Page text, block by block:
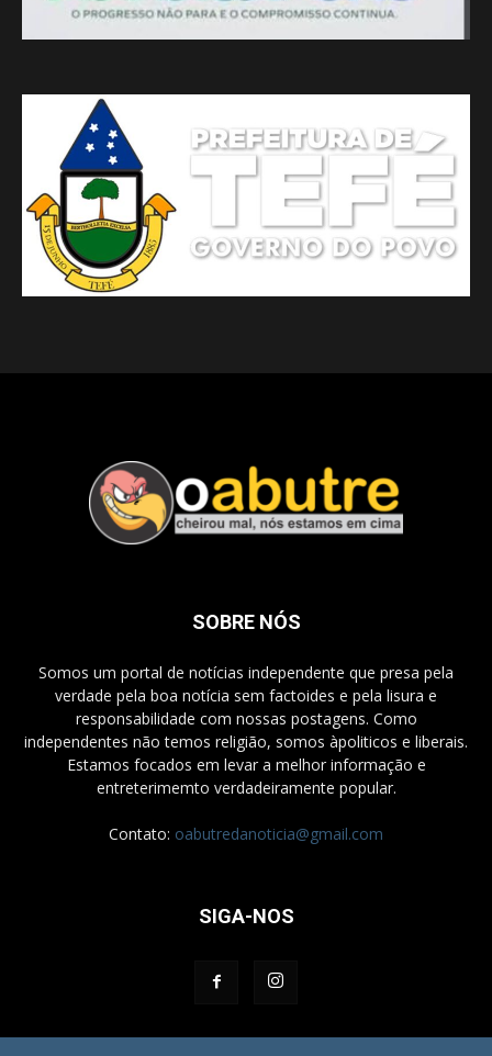
SOBRE NÓS
Somos um portal de notícias independente que presa pela
verdade pela boa notícia sem factoides e pela lisura e
responsabilidade com nossas postagens. Como
independentes não temos religião, somos àpoliticos e liberais.
Estamos focados em levar a melhor informação e
entreterimemto verdadeiramente popular.
Contato: oabutredanoticia@gmail.com
SIGA-NOS